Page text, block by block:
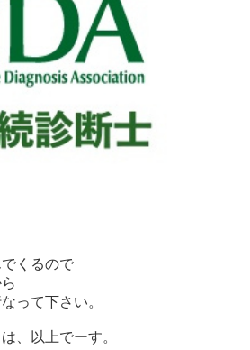
くるので
って下さい。
、以上でーす。